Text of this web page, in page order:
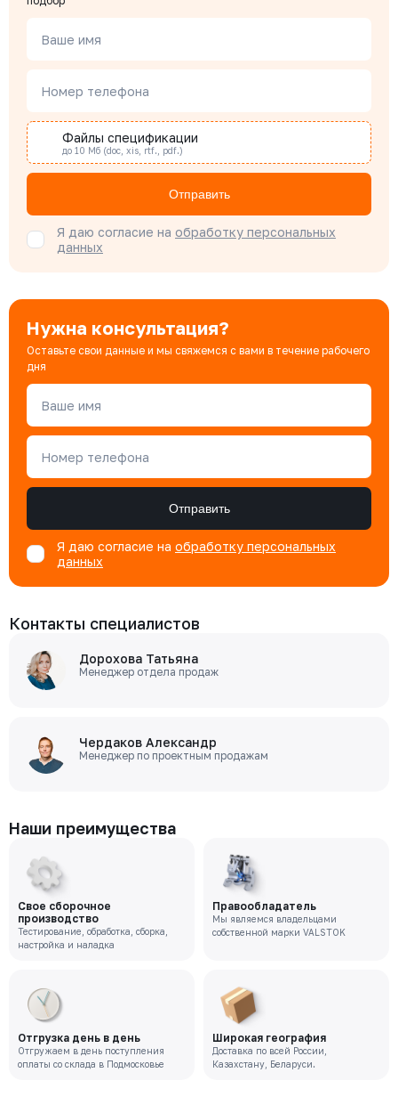
Специалист отдела снабжения
Бондарюк Евгения
Специалист отдела продаж
Ваше имя
Номер телефона
Файлы спецификации
до 10 Мб (doc, xis, rtf., pdf.)
Отправить
Я даю согласие на обработку персональных
данных
Нужна консультация?
Оставьте свои данные и мы свяжемся с вами в течение рабочего
дня
Ваше имя
Номер телефона
Отправить
Я даю согласие на обработку персональных
данных
Контакты специалистов
Дорохова Татьяна
Менеджер отдела продаж
Чердаков Александр
Менеджер по проектным продажам
Наши преимущества
Свое сборочное
производство
Тестирование, обработка, сборка,
настройка и наладка
Правообладатель
Мы являемся владельцами
собственной марки VALSTOK
Отгрузка день в день
Отгружаем в день поступления
оплаты со склада в Подмосковье
Широкая география
Доставка по всей России,
Казахстану, Беларуси.